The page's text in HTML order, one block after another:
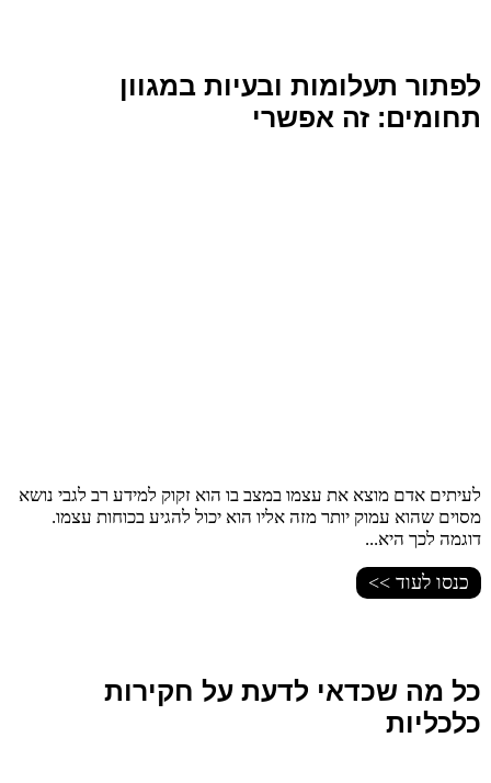
לפתור תעלומות ובעיות במגוון
תחומים: זה אפשרי
לעיתים אדם מוצא את עצמו במצב בו הוא זקוק למידע רב לגבי נושא
מסוים שהוא עמוק יותר מזה אליו הוא יכול להגיע בכוחות עצמו.
דוגמה לכך היא...
כנסו לעוד >>
כל מה שכדאי לדעת על חקירות
כלכליות